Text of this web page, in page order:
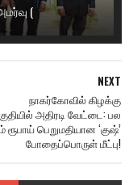
(
NEXT
நாகர்கோவில் கிழக்கு
அதிரடி வேட்டை: பல
பெறுமதியான ‘குஷ்’
போதைப்பொருள் மீட்பு!